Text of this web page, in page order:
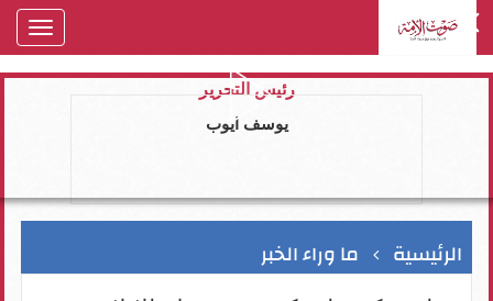
رئيس التحرير
يوسف ايوب
الرئيسية ما وراء الخبر